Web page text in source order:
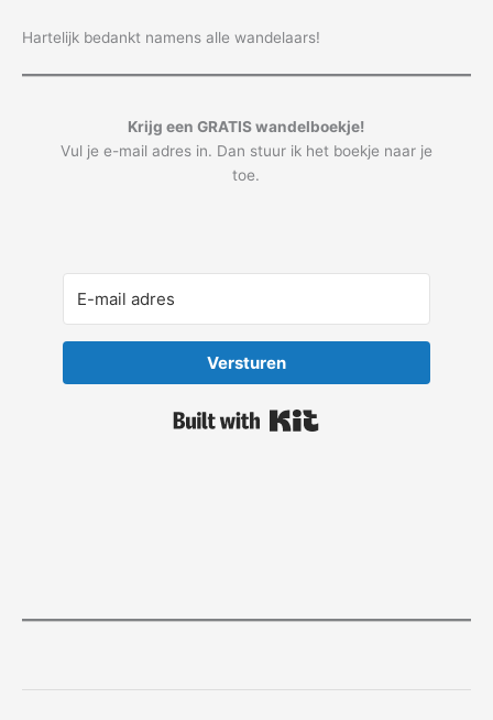
Hartelijk bedankt namens alle wandelaars!
Krijg een GRATIS wandelboekje!
Vul je e-mail adres in. Dan stuur ik het boekje naar je
toe.
Versturen